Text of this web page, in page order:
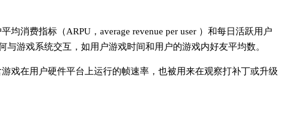
消费指标（ARPU，average revenue per user ）和每日活跃用户
与游戏系统交互，如用户游戏时间和用户的游戏内好友平均数。
戏在用户硬件平台上运行的帧速率，也被用来在观察打补丁或升级